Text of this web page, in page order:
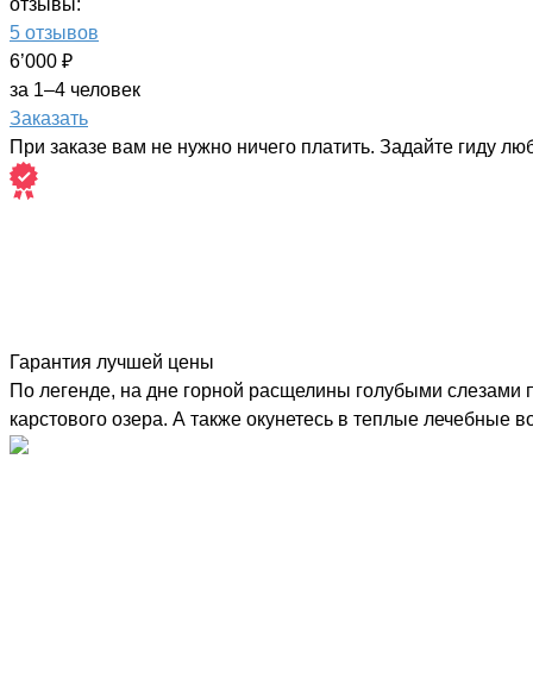
5 отзывов
6’000 ₽
за 1–4 человек
Заказать
При заказе вам не нужно ничего платить. Задайте гиду
Гарантия лучшей цены
По легенде, на дне горной расщелины голубыми слезами
карстового озера. А также окунетесь в теплые лечебные